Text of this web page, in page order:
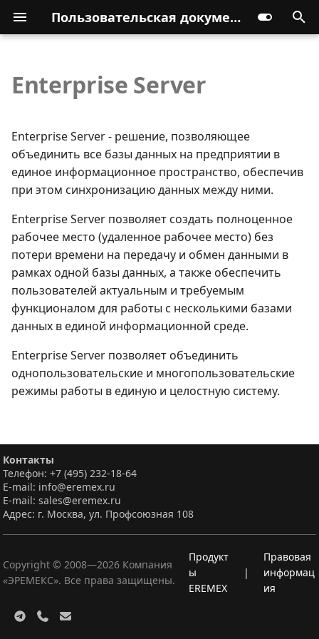
Пользовательская документация
Enterprise Server
Enterprise Server - решение, позволяющее
объединить все базы данных на предприятии в
единое информационное пространство, обеспечив
при этом синхронизацию данных между ними.
Enterprise Server позволяет создать полноценное
рабочее место (удаленное рабочее место) без
потери времени на передачу и обмен данными в
рамках одной базы данных, а также обеспечить
пользователей актуальным и требуемым
функционалом для работы с несколькими базами
данных в единой информационной среде.
Enterprise Server позволяет объединить
однопользовательские и многопользовательские
режимы работы в единую и целостную систему.
Контакты
Телефон: +7 (495) 232-18-64
E-mail: info@eremex.ru
E-mail: sales@eremex.ru
Адрес: г. Москва, ул. Профсоюзная 108
Copyright © 2008—2026 Компания
«ЭРЕМЕКС». Все права защищены.
Продукт
ы
EREMEX
|
Правовая
информац
ия